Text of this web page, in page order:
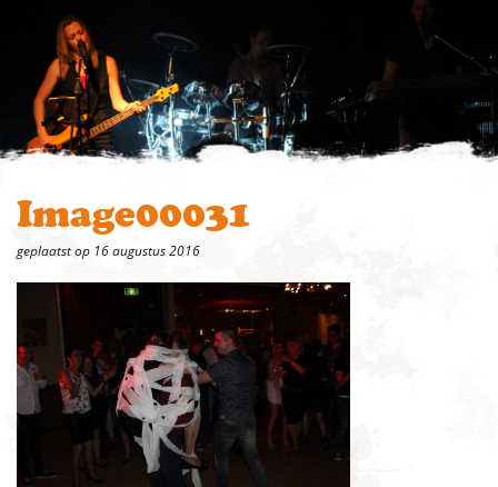
Image00031
geplaatst op 16 augustus 2016